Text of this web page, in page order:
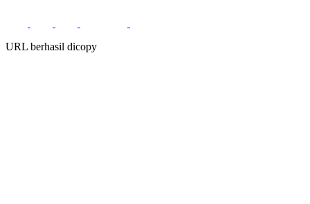
URL berhasil dicopy